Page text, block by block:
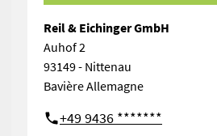
Reil & Eichinger GmbH
Auhof 2
93149 - Nittenau
Bavière Allemagne
+49 9436 *******